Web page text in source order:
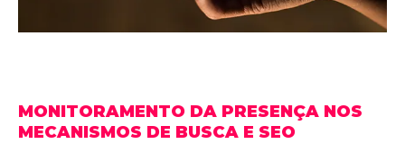
MONITORAMENTO DA PRESENÇA NOS
MECANISMOS DE BUSCA E SEO